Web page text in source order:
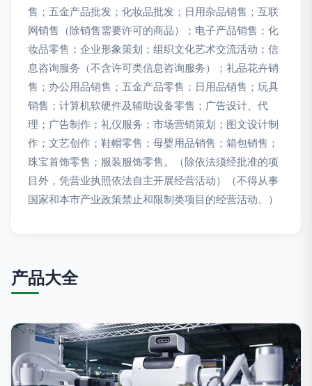
售；五金产品批发；化妆品批发；日用杂品销售；互联
网销售（除销售需要许可的商品）；电子产品销售；化
妆品零售；企业形象策划；组织文化艺术交流活动；信
息咨询服务（不含许可类信息咨询服务）；礼品花卉销
售；办公用品销售；五金产品零售；日用品销售；玩具
销售；计算机软硬件及辅助设备零售；广告设计、代
理；广告制作；礼仪服务；市场营销策划；图文设计制
作；文艺创作；鞋帽零售；母婴用品销售；箱包销售；
珠宝首饰零售；服装服饰零售。（除依法须经批准的项
目外，凭营业执照依法自主开展经营活动）（不得从事
国家和本市产业政策禁止和限制类项目的经营活动。）
产品大全